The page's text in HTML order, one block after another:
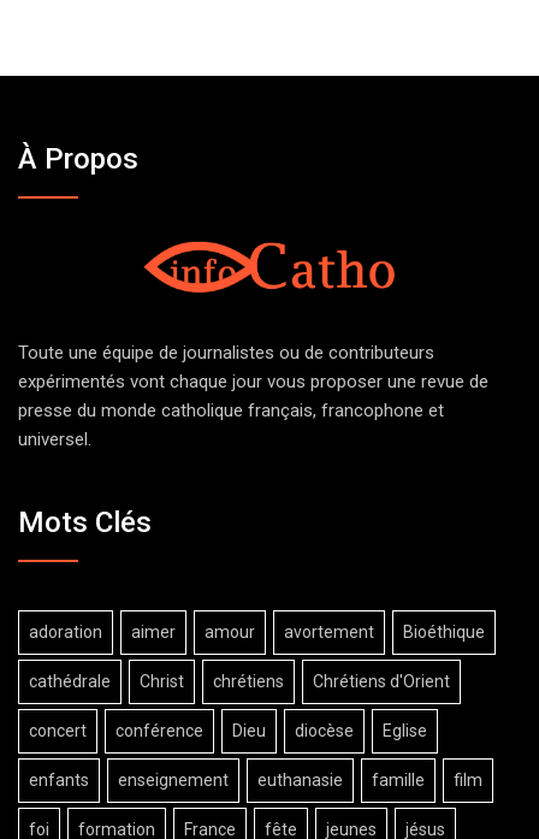
À Propos
Toute une équipe de journalistes ou de contributeurs
expérimentés vont chaque jour vous proposer une revue de
presse du monde catholique français, francophone et
universel.
Mots Clés
adoration aimer amour avortement Bioéthique
cathédrale Christ chrétiens Chrétiens d'Orient
concert conférence Dieu diocèse Eglise
enfants enseignement euthanasie famille film
foi formation France fête jeunes jésus